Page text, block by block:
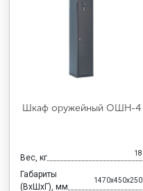
Шкаф оружейный ОШН-4
Вес, кг 18
Габариты
(ВхШхГ), мм
1470x450x250